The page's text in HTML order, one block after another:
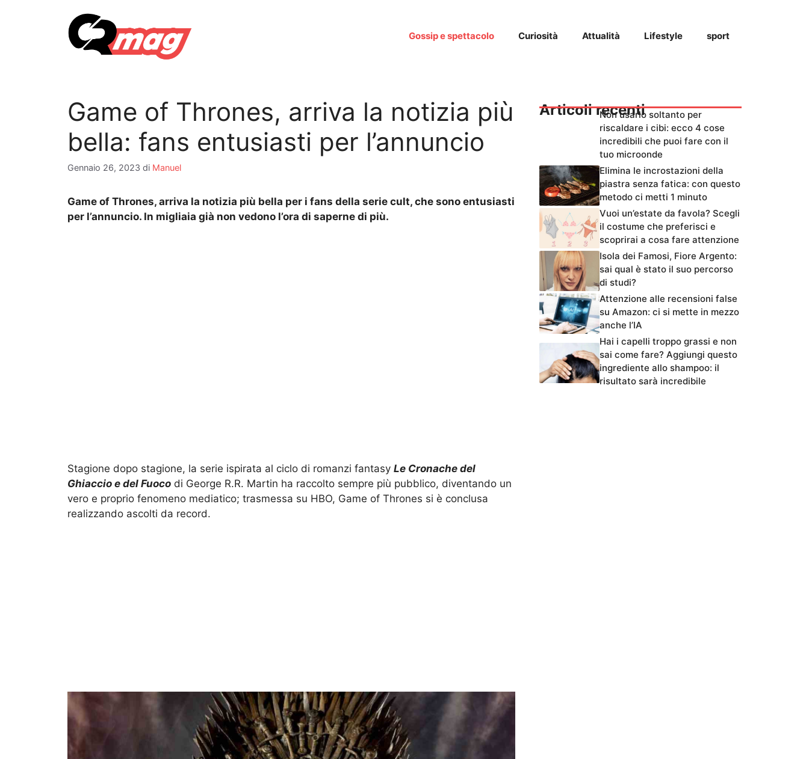
Gossip e spettacolo Curiosità Attualità Lifestyle sport
Game of Thrones, arriva la notizia più
bella: fans entusiasti per l’annuncio
Gennaio 26, 2023 di Manuel
Game of Thrones, arriva la notizia più bella per i fans della serie cult, che sono entusiasti
per l’annuncio. In migliaia già non vedono l’ora di saperne di più.
Stagione dopo stagione, la serie ispirata al ciclo di romanzi fantasy Le Cronache del
Ghiaccio e del Fuoco di George R.R. Martin ha raccolto sempre più pubblico, diventando un
vero e proprio fenomeno mediatico; trasmessa su HBO, Game of Thrones si è conclusa
realizzando ascolti da record.
Articoli recentiNon usarlo soltanto per
riscaldare i cibi: ecco 4 cose
incredibili che puoi fare con il
tuo microonde
Elimina le incrostazioni della
piastra senza fatica: con questo
metodo ci metti 1 minuto
Vuoi un’estate da favola? Scegli
il costume che preferisci e
scoprirai a cosa fare attenzione
Isola dei Famosi, Fiore Argento:
sai qual è stato il suo percorso
di studi?
Attenzione alle recensioni false
su Amazon: ci si mette in mezzo
anche l’IA
Hai i capelli troppo grassi e non
sai come fare? Aggiungi questo
ingrediente allo shampoo: il
risultato sarà incredibile